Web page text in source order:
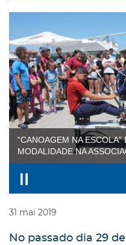
“CANOAGEM NA ESCOLA”
MODALIDADE NA
31 mai 2019
No passado dia 29